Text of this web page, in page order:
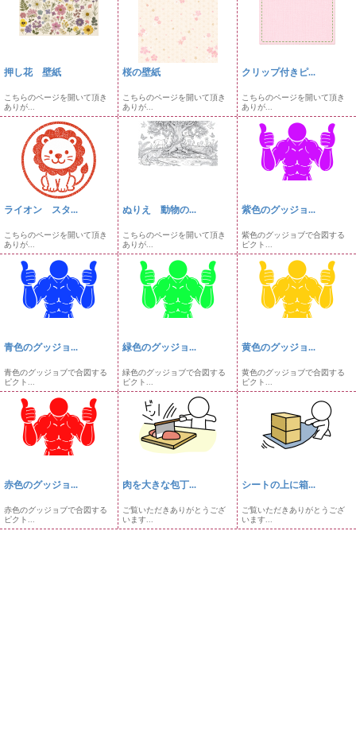
押し花 壁紙
こちらのページを開いて頂き
ありが...
桜の壁紙
こちらのページを開いて頂き
ありが...
クリップ付きピ...
こちらのページを開いて頂き
ありが...
ライオン スタ...
こちらのページを開いて頂き
ありが...
ぬりえ 動物の...
こちらのページを開いて頂き
ありが...
紫色のグッジョ...
紫色のグッジョブで合図する
ピクト...
青色のグッジョ...
青色のグッジョブで合図する
ピクト...
緑色のグッジョ...
緑色のグッジョブで合図する
ピクト...
黄色のグッジョ...
黄色のグッジョブで合図する
ピクト...
赤色のグッジョ...
赤色のグッジョブで合図する
ピクト...
肉を大きな包丁...
ご覧いただきありがとうござ
います...
シートの上に箱...
ご覧いただきありがとうござ
います...